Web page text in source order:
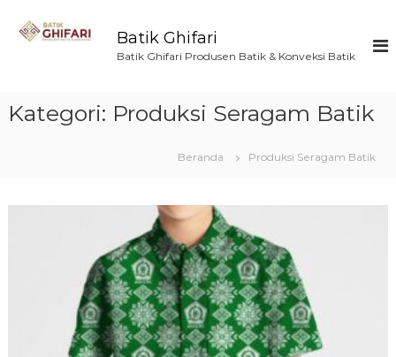
Batik Ghifari
Batik Ghifari Produsen Batik & Konveksi Batik
Kategori: Produksi Seragam Batik
Beranda Produksi Seragam Batik